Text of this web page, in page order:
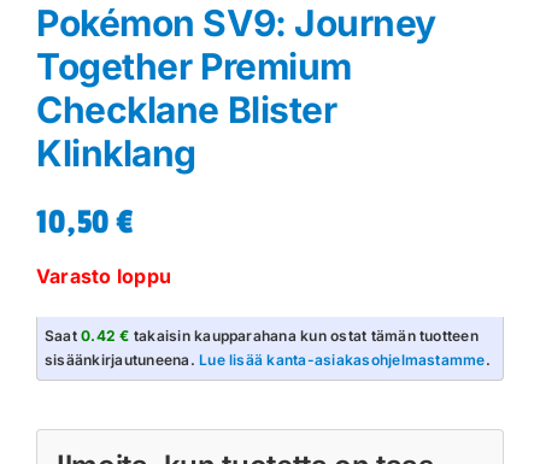
Pokémon SV9: Journey
Together Premium
Checklane Blister
Klinklang
10,50€
Varasto loppu
Saat0.42 € takaisin kaupparahana kun ostat tämän tuotteen
sisäänkirjautuneena.Lue lisää kanta-asiakasohjelmastamme.